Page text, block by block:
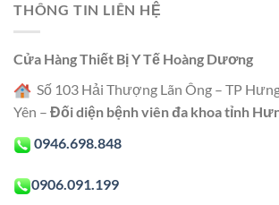
THÔNG TIN LIÊN HỆ
Cửa Hàng Thiết Bị Y Tế Hoàng Dương
Số 103 Hải Thượng Lãn Ông – TP
Yên – Đối diện bệnh viên đa khoa tỉnh
0946.698.848
0906.091.199